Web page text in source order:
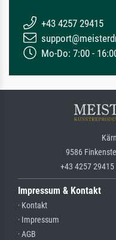
+43 4257 29415
Mo-Do: 7:00 -
9586
+43 4257 29415
Impressum & Kontakt
· Kontakt
· Impressum
· AGB